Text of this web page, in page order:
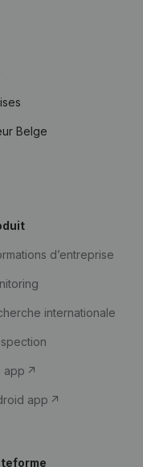
Belge
d’entreprise
internationale
app
app